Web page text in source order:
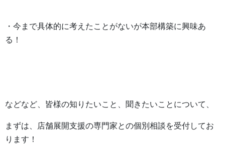
・今まで具体的に考えたことがないが本部構築に興味あ
る！
などなど、皆様の知りたいこと、聞きたいことについて、
まずは、店舗展開支援の専門家との個別相談を受付してお
ります！